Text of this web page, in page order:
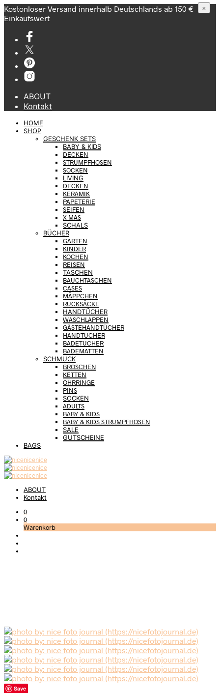
Kostonloser Versand innerhalb Deutschlands ab 150 €
Einkaufswert
ABOUT
Kontakt
HOME
SHOP
GESCHENK SETS
BABY & KIDS
DECKEN
STRUMPFHOSEN
SOCKEN
LIVING
DECKEN
KERAMIK
PAPETERIE
SEIFEN
X-MAS
SCHALS
BÜCHER
GARTEN
KINDER
KOCHEN
REISEN
TASCHEN
BAUCHTASCHEN
CASES
MÄPPCHEN
RUCKSÄCKE
HANDTÜCHER
WASCHLAPPEN
GÄSTEHANDTÜCHER
HANDTÜCHER
BADETÜCHER
BADEMATTEN
SCHMUCK
BROSCHEN
KETTEN
OHRRINGE
PINS
SOCKEN
ADULTS
BABY & KIDS
BABY & KIDS STRUMPFHOSEN
SALE
GUTSCHEINE
BAGS
ABOUT
Kontakt
0
0
Warenkorb
Save
×